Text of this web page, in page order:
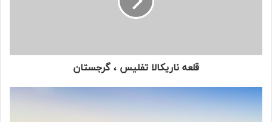
آشنایی با منطقه بلک آنتالیا ترکیه